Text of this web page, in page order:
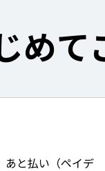
めて
あと払い（ペイデ